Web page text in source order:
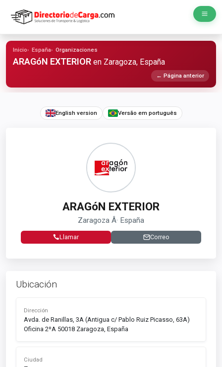
Inicio España Organizaciones
ARAGóN EXTERIOR en Zaragoza, España
← Página anterior
English version Versão em português
ARAGóN EXTERIOR
Zaragoza Â· España
Llamar Correo
Ubicación
Dirección
Avda. de Ranillas, 3A (Antigua c/ Pablo Ruiz Picasso, 63A)
Oficina 2ºA 50018 Zaragoza, España
Ciudad